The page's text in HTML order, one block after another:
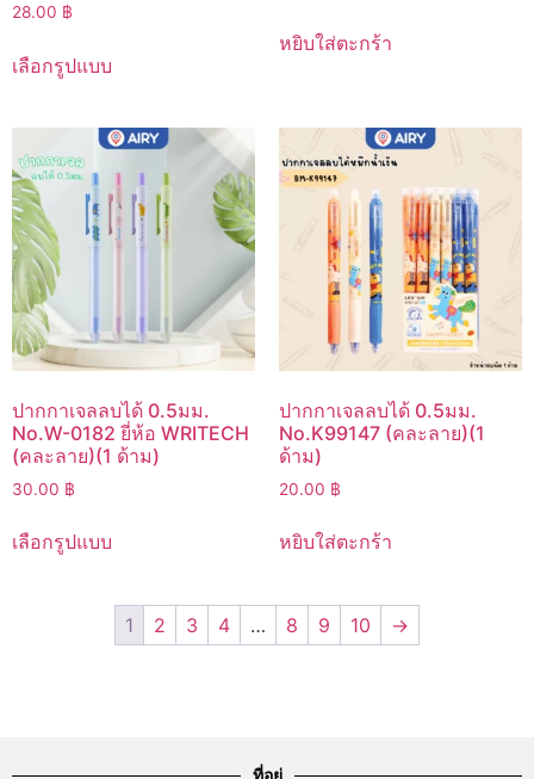
28.00 ฿
เลือกรูปแบบ
หยิบใส่ตะกร้า
ปากกาเจลลบได้ 0.5มม.
No.W-0182 ยี่ห้อ WRITECH
(คละลาย)(1 ด้าม)
30.00 ฿
เลือกรูปแบบ
ปากกาเจลลบได้ 0.5มม.
No.K99147 (คละลาย)(1
ด้าม)
20.00 ฿
หยิบใส่ตะกร้า
1 2 3 4 … 8 9 10 →